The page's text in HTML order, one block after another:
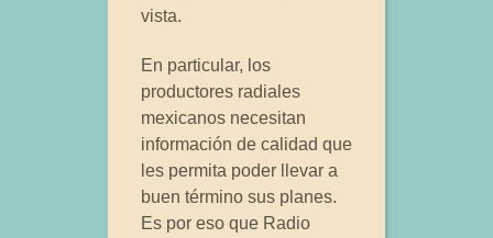
vista.
En particular, los
productores radiales
mexicanos necesitan
información de calidad que
les permita poder llevar a
buen término sus planes.
Es por eso que Radio